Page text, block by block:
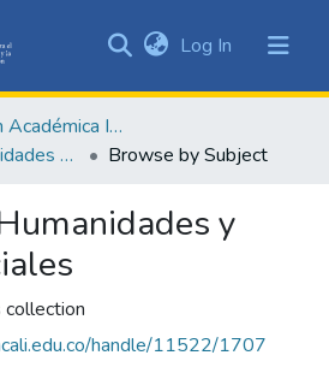
&
Collections
Log In (current)
B. Producción Académica Institucional
Facultad de Humanidades y Ciencias Sociales
Browse by Subject
y
handle/11522/1707